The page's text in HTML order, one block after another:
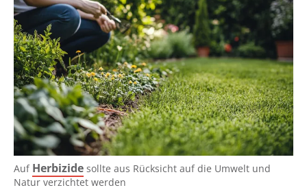
Auf Herbizide sollte aus Rücksicht auf die Umwelt und
Natur verzichtet werden